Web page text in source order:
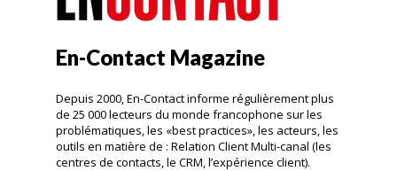
En-Contact Magazine
Depuis 2000, En-Contact informe régulièrement plus
de 25 000 lecteurs du monde francophone sur les
problématiques, les «best practices», les acteurs, les
outils en matière de : Relation Client Multi-canal (les
centres de contacts, le CRM, l’expérience client).